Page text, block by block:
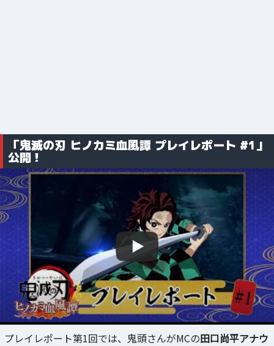
「鬼滅の刃 ヒノカミ血風譚 プレイレポート #1」
公開！
プレイレポート第1回では、鬼頭さんがMCの田口尚平アナウ